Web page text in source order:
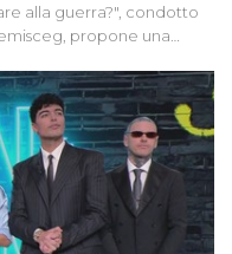
alla guerra?", condotto
propone una
una realtà pervasiva.
in conflitti armati, il
un fenomeno